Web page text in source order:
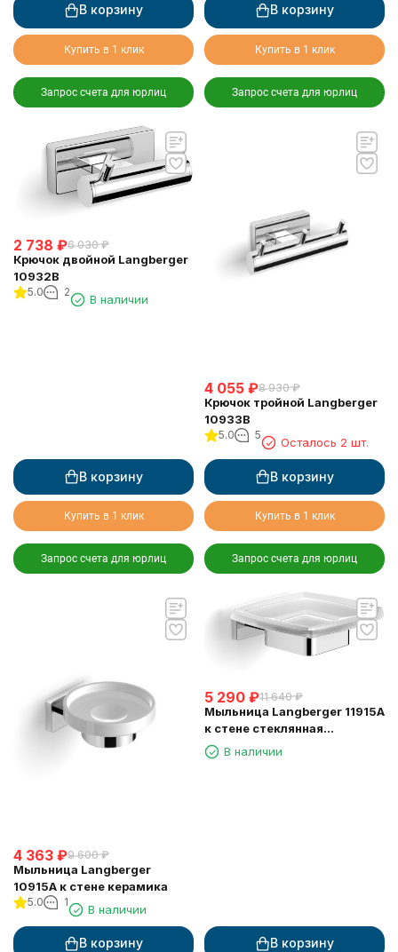
В корзину
Купить в 1 клик
Запрос счета для юрлиц
В корзину
Купить в 1 клик
Запрос счета для юрлиц
2 738 ₽6 030 ₽
Крючок двойной Langberger
10932B
5.0 2
В наличии
В корзину
Купить в 1 клик
Запрос счета для юрлиц
4 055 ₽8 930 ₽
Крючок тройной Langberger
10933B
5.0 5
Осталось 2 шт.
В корзину
Купить в 1 клик
Запрос счета для юрлиц
4 363 ₽9 600 ₽
Мыльница Langberger
10915A к стене керамика
5.0 1
В наличии
В корзину
5 290 ₽11 640 ₽
Мыльница Langberger 11915A
к стене стеклянная
квадратная
В наличии
В корзину